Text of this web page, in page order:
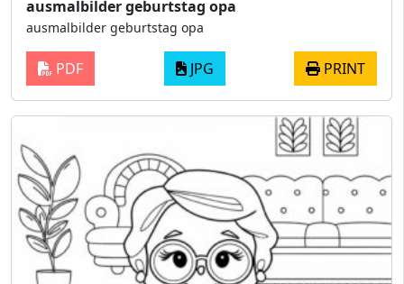
ausmalbilder geburtstag opa
ausmalbilder geburtstag opa
PDF JPG PRINT